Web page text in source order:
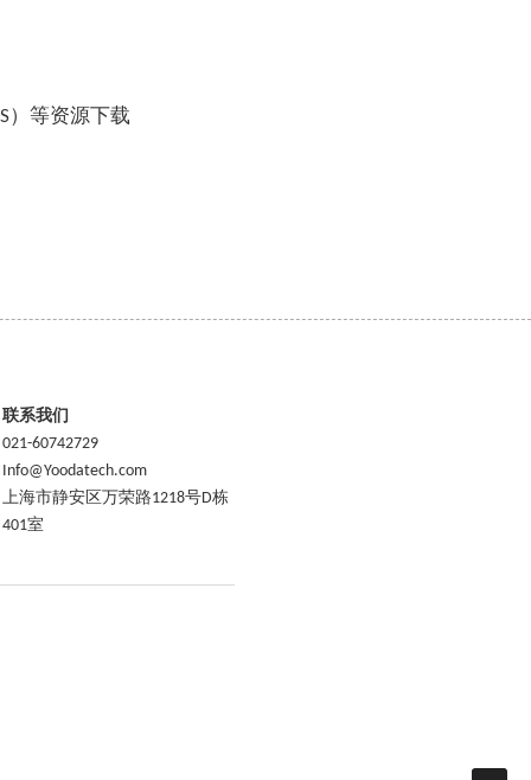
）等资源下载
联系我们
021-60742729
Info@Yoodatech.com
上海市静安区万荣路1218号D栋
401室